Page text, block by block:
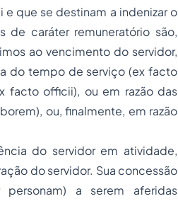
que se destinam a indenizar o
de caráter remuneratório são,
ao vencimento do servidor,
do tempo de serviço (ex facto
facto officii), ou em razão das
ou, finalmente, em razão
do servidor em atividade,
do servidor. Sua concessão
personam) a serem aferidas